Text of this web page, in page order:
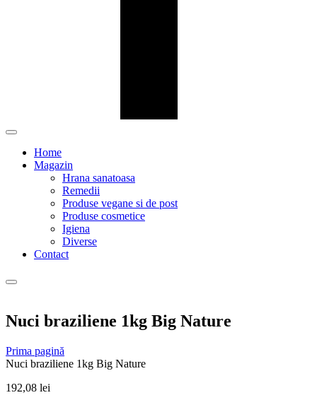
Home
Magazin
Hrana sanatoasa
Remedii
Produse vegane si de post
Produse cosmetice
Igiena
Diverse
Contact
Nuci braziliene 1kg Big Nature
Prima pagină
Nuci braziliene 1kg Big Nature
192,08 lei